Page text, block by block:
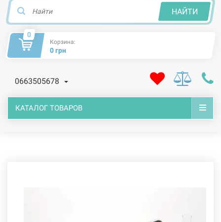
НАЙТИ
0
Корзина:
0 грн
0663505678
КАТАЛОГ ТОВАРОВ